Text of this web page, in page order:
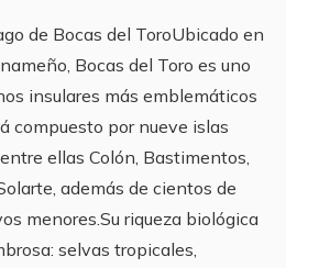
de Bocas del ToroUbicado en
Bocas del Toro es uno
insulares más emblemáticos
compuesto por nueve islas
ellas Colón, Bastimentos,
además de cientos de
menores.Su riqueza biológica
selvas tropicales,